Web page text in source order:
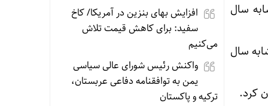
مشابه سال
مشابه سال
افزایش بهای بنزین در آمریکا/ کاخ
سفید: برای کاهش قیمت تلاش
می‌کنیم
واکنش رئیس شورای عالی سیاسی
یمن به توافقنامه دفاعی عربستان،
ترکیه و پاکستان